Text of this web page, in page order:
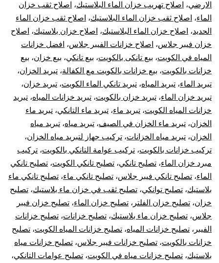
الارضي، اصلاح تهريب خزان الماء البلاستيك، اصلاح ثقب خزان
الماء، اصلاح ثقب خزان الماء البلاستيك، اصلاح ثقب خزان الماء
الحديد، اصلاح خزان الماء البلاستيك، اصلاح خزان بلاستيك، اصلاح
خزان فيبر جلاس، اصلاح خزانات الفيبر جلاس، افضل خزانات
المياه في الكويت، بيع تانكى بالكويت، بيع تانكي، بيع خزان، بيع
خزانات بالكويت، بيع خزانات بالكويت مع الكفالة، تبريد الخزان،
تبريد الماء، تبريد المياه، تبريد تانكي الماء الكويت، تبريد خزان،
تبريد خزان الماء، تبريد خزان بالكويت، تبريد خزانات المياه، تبريد
خزانات المياه الكويت، تبريد ماء، تبريد ماء التانكي، تبريد ماء
الخزان، تبريد ماء الخزان في الصيف، تبريد مياه، تبريد مياه
الخزان، تبريد مياه الخزانات، تركيب جهاز لتبريد مياه الخزان،
تركيب خزانات بالكويت، تركيب عوامة التانكي بالكويت، تركيب
مبرد خزان الماء، تصليح تانكي، تصليح تانكي الكويت، تصليح تانكي
الماء، تصليح تانكي فيبر جلاس، تصليح تانكي ماء، تصليح تانكي ماء
بلاستيك، تصليح توانكي، تصليح ثقب في خزان ماء بلاستيك، تصليح
خزان، تصليح خزان الفلتر ، تصليح خزان الماء، تصليح خزان فيبر
جلاس، تصليح خزان ماء بلاستيك، تصليح خزانات، تصليح خزانات
الفيبر ، تصليح خزانات المياه، تصليح خزانات المياه الكويت، تصليح
خزانات بالكويت، تصليح خزانات فيبر جلاس، تصليح خزانات مياه
بلاستيك، تصليح خزانات مياه في الكويت، تصليح عوامات التانكي،